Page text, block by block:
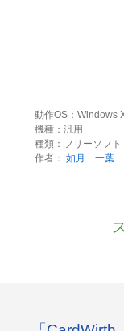
動作OS：Windows
機種：汎用
種類：フリーソフト
作者： 如月 一葉